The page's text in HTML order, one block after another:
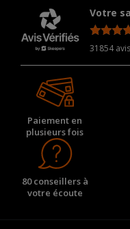
Votre
31854
Paiement en
plusieurs fois
80 conseillers à
votre écoute